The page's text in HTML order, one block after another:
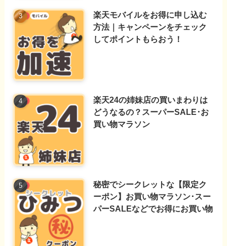
楽天モバイルをお得に申し込む
方法｜キャンペーンをチェック
してポイントもらおう！
楽天24の姉妹店の買いまわりは
どうなるの？スーパーSALE･お
買い物マラソン
秘密でシークレットな【限定ク
ーポン】お買い物マラソン･スー
パーSALEなどでお得にお買い物